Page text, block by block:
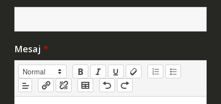
Mesaj *